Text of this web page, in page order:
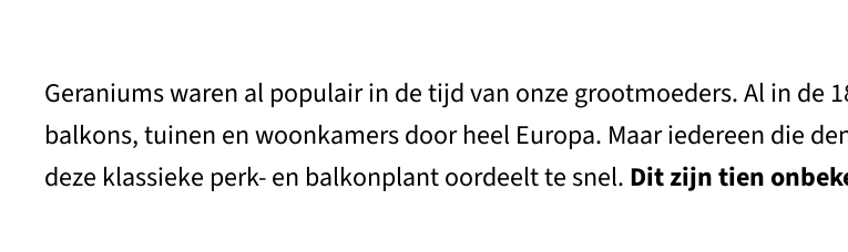
Geraniums waren al populair in de tijd van onze grootmoeders. Al in de
balkons, tuinen en woonkamers door heel Europa. Maar iedereen die
deze klassieke perk- en balkonplant oordeelt te snel. Dit zijn tien